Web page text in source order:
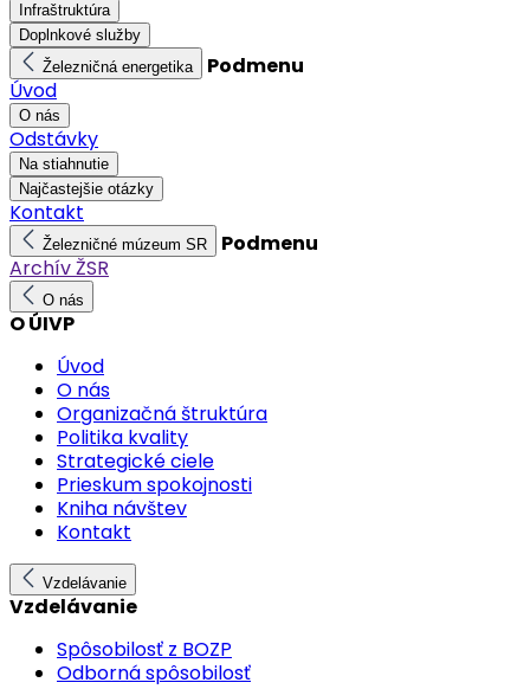
Infraštruktúra
Doplnkové služby
Železničná energetika
Podmenu
Úvod
O nás
Odstávky
Na stiahnutie
Najčastejšie otázky
Kontakt
Železničné múzeum SR
Podmenu
Archív ŽSR
O nás
O ÚIVP
Úvod
O nás
Organizačná štruktúra
Politika kvality
Strategické ciele
Prieskum spokojnosti
Kniha návštev
Kontakt
Vzdelávanie
Vzdelávanie
Spôsobilosť z BOZP
Odborná spôsobilosť